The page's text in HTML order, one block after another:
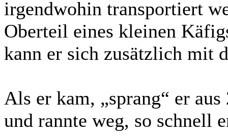
irgendwohin transportiert
Oberteil eines kleinen
kann er sich zusätzlich mit
Als er kam, „sprang“ er
und rannte weg, so schnell